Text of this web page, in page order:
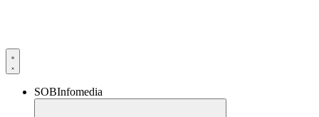
SOBInfomedia